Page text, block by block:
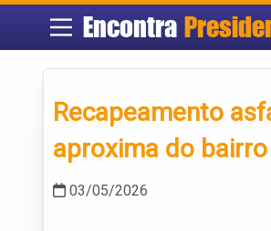
Encontra
Recapeamento
aproxima do
03/05/2026